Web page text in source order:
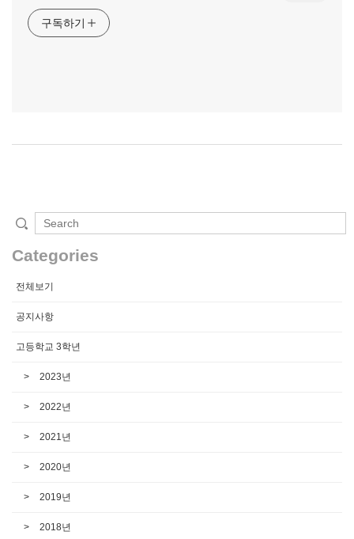
구독하기
Categories
전체보기
공지사항
고등학교 3학년
2023년
2022년
2021년
2020년
2019년
2018년